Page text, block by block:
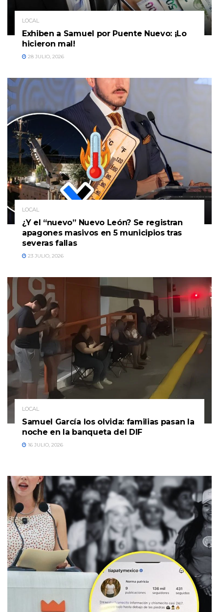
LOCAL
Exhiben a Samuel por Puente Nuevo: ¡Lo
hicieron mal!
28 JULIO, 2026
LOCAL
¿Y el “nuevo” Nuevo León? Se registran
apagones masivos en 5 municipios tras
severas fallas
23 JULIO, 2026
LOCAL
Samuel García los olvida: familias pasan la
noche en la banqueta del DIF
16 JULIO, 2026